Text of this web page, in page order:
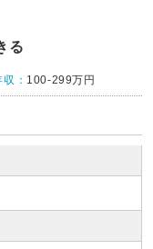
る
収： 100-299万円